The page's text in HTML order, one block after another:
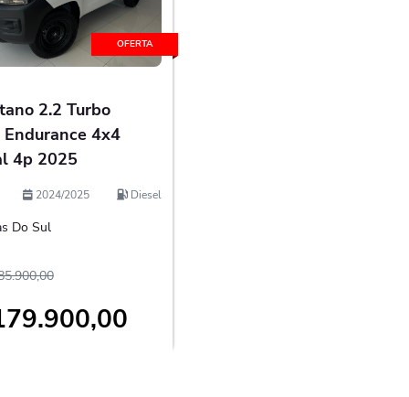
OFERTA
2.2 Turbo
4x4
4p 2025
2024/2025 Diesel
Do Sul